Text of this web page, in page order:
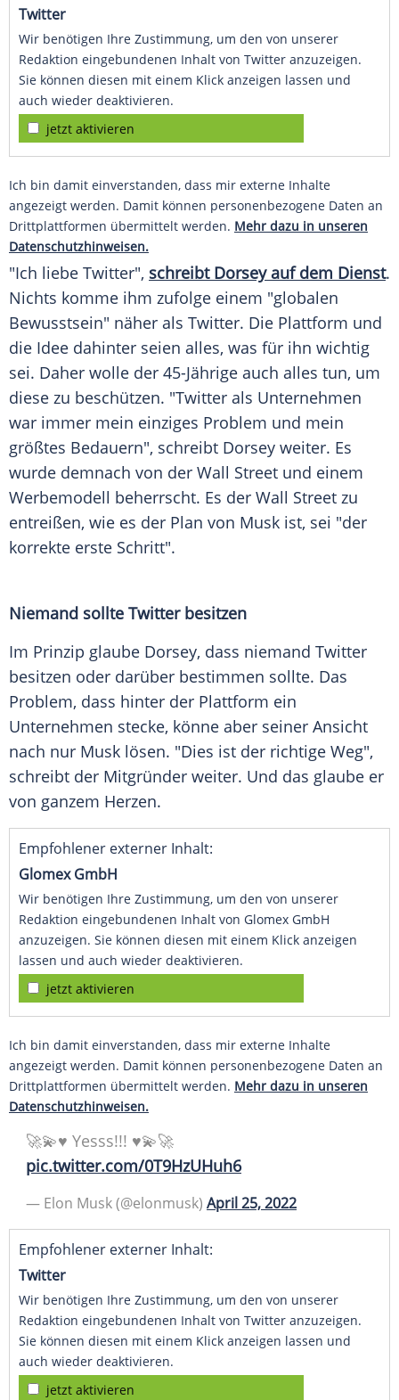
Twitter
Wir benötigen Ihre Zustimmung, um den von unserer
Redaktion eingebundenen Inhalt von Twitter anzuzeigen.
Sie können diesen mit einem Klick anzeigen lassen und
auch wieder deaktivieren.
jetzt aktivieren
Ich bin damit einverstanden, dass mir externe Inhalte
angezeigt werden. Damit können personenbezogene Daten an
Drittplattformen übermittelt werden. Mehr dazu in unseren
Datenschutzhinweisen.
"Ich liebe Twitter", schreibt Dorsey auf dem Dienst.
Nichts komme ihm zufolge einem "globalen
Bewusstsein" näher als Twitter. Die Plattform und
die Idee dahinter seien alles, was für ihn wichtig
sei. Daher wolle der 45-Jährige auch alles tun, um
diese zu beschützen. "Twitter als Unternehmen
war immer mein einziges Problem und mein
größtes Bedauern", schreibt Dorsey weiter. Es
wurde demnach von der Wall Street und einem
Werbemodell beherrscht. Es der Wall Street zu
entreißen, wie es der Plan von Musk ist, sei "der
korrekte erste Schritt".
Niemand sollte Twitter besitzen
Im Prinzip glaube Dorsey, dass niemand Twitter
besitzen oder darüber bestimmen sollte. Das
Problem, dass hinter der Plattform ein
Unternehmen stecke, könne aber seiner Ansicht
nach nur Musk lösen. "Dies ist der richtige Weg",
schreibt der Mitgründer weiter. Und das glaube er
von ganzem Herzen.
Empfohlener externer Inhalt:
Glomex GmbH
Wir benötigen Ihre Zustimmung, um den von unserer
Redaktion eingebundenen Inhalt von Glomex GmbH
anzuzeigen. Sie können diesen mit einem Klick anzeigen
lassen und auch wieder deaktivieren.
jetzt aktivieren
Ich bin damit einverstanden, dass mir externe Inhalte
angezeigt werden. Damit können personenbezogene Daten an
Drittplattformen übermittelt werden. Mehr dazu in unseren
Datenschutzhinweisen.
🚀💫♥️ Yesss!!! ♥️💫🚀
pic.twitter.com/0T9HzUHuh6
— Elon Musk (@elonmusk) April 25, 2022
Empfohlener externer Inhalt:
Twitter
Wir benötigen Ihre Zustimmung, um den von unserer
Redaktion eingebundenen Inhalt von Twitter anzuzeigen.
Sie können diesen mit einem Klick anzeigen lassen und
auch wieder deaktivieren.
jetzt aktivieren